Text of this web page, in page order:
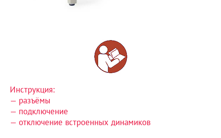
Инструкция:
— разъёмы
— подключение
— отключение встроенных динамиков